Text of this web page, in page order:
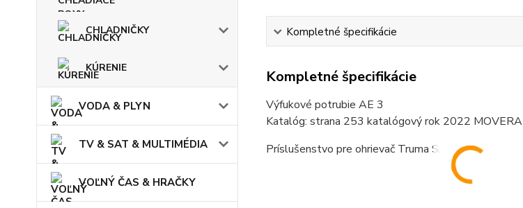
CHLADNIČKY
KÚRENIE
VODA & PLYN
TV & SAT & MULTIMÉDIA
VOĽNÝ ČAS & HRAČKY
Kompletné špecifikácie
Kompletné špecifikácie
Výfukové potrubie AE 3
Katalóg: strana 253 katalógový rok 2022 MOVERA
Príslušenstvo pre ohrievač Truma S.